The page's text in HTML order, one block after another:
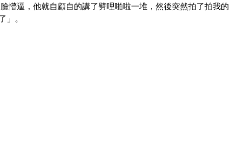
懵逼，他就自顧自的講了劈哩啪啦一堆，然後突然拍了拍我的
。